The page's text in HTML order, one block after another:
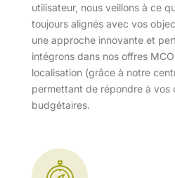
utilisateur, nous veillons à ce
toujours alignés avec vos
une approche innovante et
intégrons dans nos offres
localisation (grâce à notre
permettant de répondre à vos
budgétaires.